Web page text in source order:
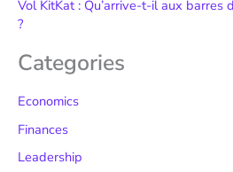
Vol KitKat : Qu’arrive-t-il aux barres
?
Categories
Economics
Finances
Leadership